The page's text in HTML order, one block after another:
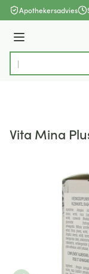
Ga naar de inhoud
Apothekersadvies
Menu
Product, merk,
Vita Mina